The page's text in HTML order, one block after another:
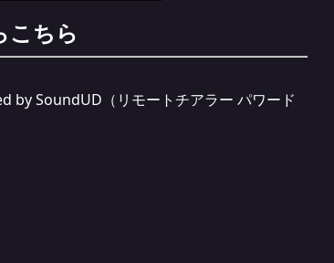
こちら
by SoundUD（リモートチアラー パワード